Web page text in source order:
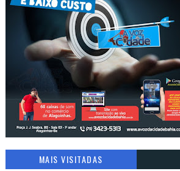
MAIS VISITADAS